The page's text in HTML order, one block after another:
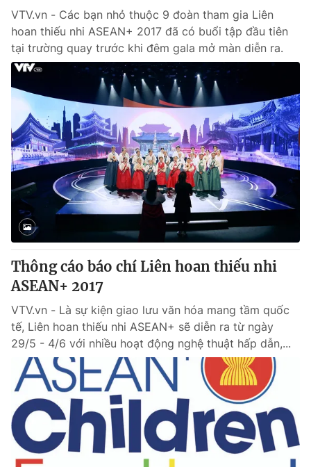
VTV.vn - Các bạn nhỏ thuộc 9 đoàn tham gia Liên
hoan thiếu nhi ASEAN+ 2017 đã có buổi tập đầu tiên
tại trường quay trước khi đêm gala mở màn diễn ra.
Thông cáo báo chí Liên hoan thiếu nhi
ASEAN+ 2017
VTV.vn - Là sự kiện giao lưu văn hóa mang tầm quốc
tế, Liên hoan thiếu nhi ASEAN+ sẽ diễn ra từ ngày
29/5 - 4/6 với nhiều hoạt động nghệ thuật hấp dẫn,...